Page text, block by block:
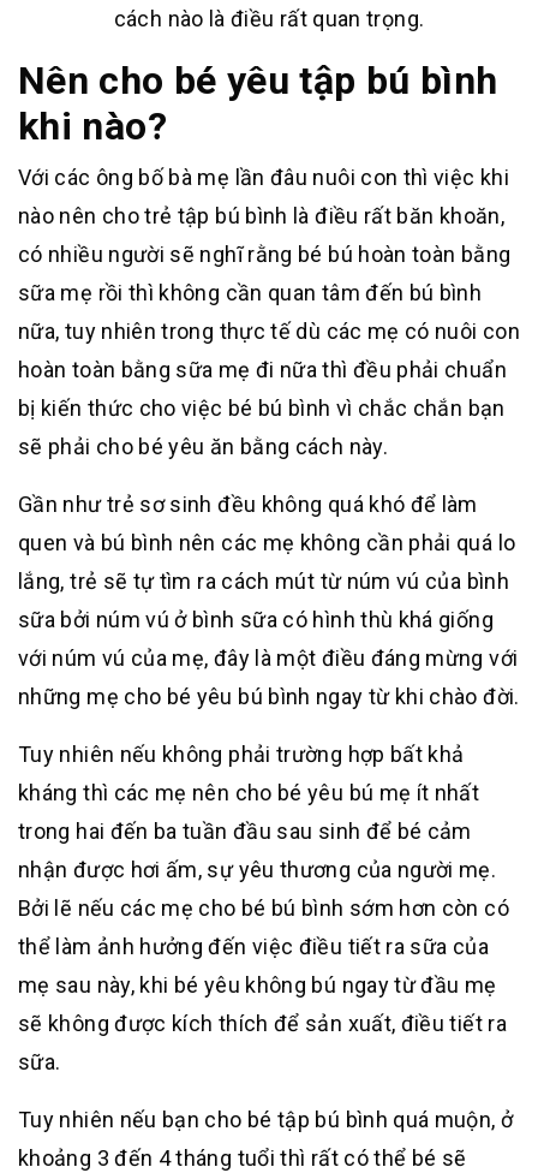
cách nào là điều rất quan trọng.
Nên cho bé yêu tập bú bình
khi nào?
Với các ông bố bà mẹ lần đâu nuôi con thì việc khi
nào nên cho trẻ tập bú bình là điều rất băn khoăn,
có nhiều người sẽ nghĩ rằng bé bú hoàn toàn bằng
sữa mẹ rồi thì không cần quan tâm đến bú bình
nữa, tuy nhiên trong thực tế dù các mẹ có nuôi con
hoàn toàn bằng sữa mẹ đi nữa thì đều phải chuẩn
bị kiến thức cho việc bé bú bình vì chắc chắn bạn
sẽ phải cho bé yêu ăn bằng cách này.
Gần như trẻ sơ sinh đều không quá khó để làm
quen và bú bình nên các mẹ không cần phải quá lo
lắng, trẻ sẽ tự tìm ra cách mút từ núm vú của bình
sữa bởi núm vú ở bình sữa có hình thù khá giống
với núm vú của mẹ, đây là một điều đáng mừng với
những mẹ cho bé yêu bú bình ngay từ khi chào đời.
Tuy nhiên nếu không phải trường hợp bất khả
kháng thì các mẹ nên cho bé yêu bú mẹ ít nhất
trong hai đến ba tuần đầu sau sinh để bé cảm
nhận được hơi ấm, sự yêu thương của người mẹ.
Bởi lẽ nếu các mẹ cho bé bú bình sớm hơn còn có
thể làm ảnh hưởng đến việc điều tiết ra sữa của
mẹ sau này, khi bé yêu không bú ngay từ đầu mẹ
sẽ không được kích thích để sản xuất, điều tiết ra
sữa.
Tuy nhiên nếu bạn cho bé tập bú bình quá muộn, ở
khoảng 3 đến 4 tháng tuổi thì rất có thể bé sẽ